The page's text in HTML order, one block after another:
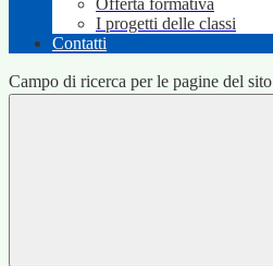
Offerta formativa
I progetti delle classi
Contatti
Campo di ricerca per le pagine del sito